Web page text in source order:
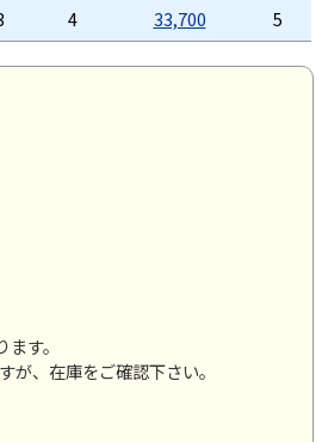
4 33,700 5
す。
、在庫をご確認下さい。